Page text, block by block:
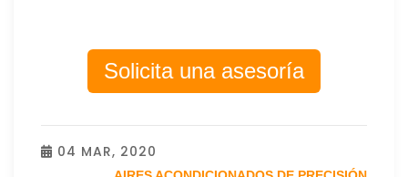
Solicita una asesoría
04 MAR, 2020